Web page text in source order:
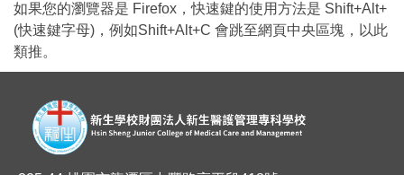
如果您的瀏覽器是 Firefox，快速鍵的使用方法是 Shift+Alt+
(快速鍵字母)，例如Shift+Alt+C 會跳至網頁中央區塊，以此
類推。